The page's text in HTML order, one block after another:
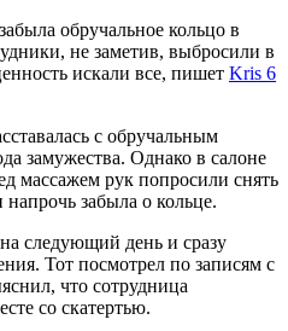
обручальное кольцо в
не заметив, выбросили в
искали все, пишет Kris 6
с обручальным
замужества. Однако в салоне
массажем рук попросили снять
забыла о кольце.
следующий день и сразу
Тот посмотрел по записям с
что сотрудница
со скатертью.